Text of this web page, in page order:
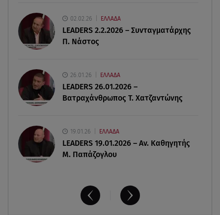
09.08.26 , 12:44
Ερυθρός Σταυρός: Άγρια επίθεση σε νοσηλεύτρια
στα Επείγοντα
09.08.26 , 12:28
Πάρος: Χωρίς ναυαγοσώστη η πισίνα του beach
bar όπου πνίγηκε ο 4χρονος
02.02.26 ΕΛΛΑΔΑ
LEADERS 2.2.2026 – Συνταγματάρχης
Π. Νάστος
26.01.26 ΕΛΛΑΔΑ
LEADERS 26.01.2026 –
Βατραχάνθρωπος Τ. Χατζαντώνης
19.01.26 ΕΛΛΑΔΑ
LEADERS 19.01.2026 – Αν. Καθηγητής
Μ. Παπάζογλου